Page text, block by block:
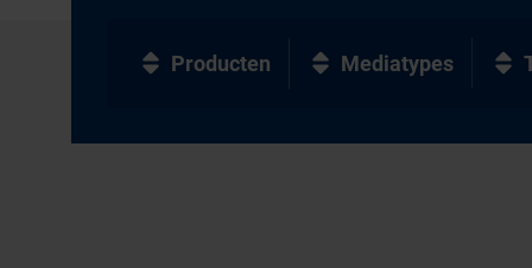
Producten Mediatypes